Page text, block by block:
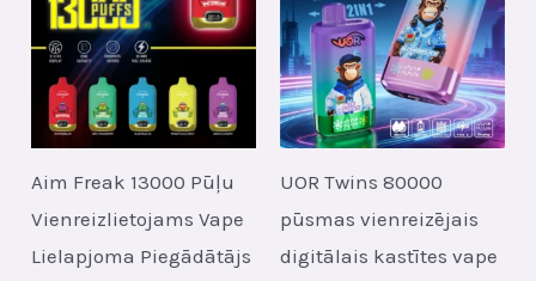
Aim Freak 13000 Pūļu
Vienreizlietojams Vape
Lielapjoma Piegādātājs
UOR Twins 80000
pūsmas vienreizējais
digitālais kastītes vape